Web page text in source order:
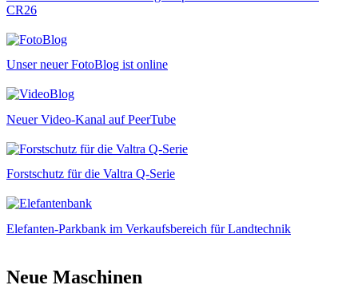
CR26
Unser neuer FotoBlog ist online
Neuer Video-Kanal auf PeerTube
Forstschutz für die Valtra Q-Serie
Elefanten-Parkbank im Verkaufsbereich für Landtechnik
Neue Maschinen